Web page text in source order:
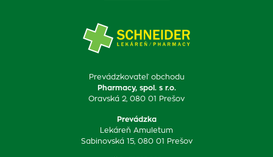
Prevádzkovateľ obchodu
Pharmacy, spol. s r.o.
Oravská 2, 080 01 Prešov
Prevádzka
Lekáreň Amuletum
Sabinovská 15, 080 01 Prešov